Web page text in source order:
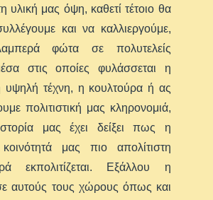
υλική μας όψη, καθετί τέτοιο θα
και να καλλιεργούμε,
φώτα σε πολυτελείς
στις οποίες φυλάσσεται η
υψηλή τέχνη, η κουλτούρα ή ας
πολιτιστική μας κληρονομιά,
μας έχει δείξει πως η
μας πιο απολίτιστη
εκπολιτίζεται. Εξάλλου η
αυτούς τους χώρους όπως και